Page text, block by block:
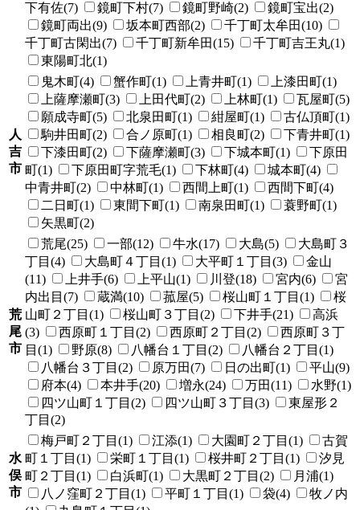
下有佐(7)
鏡町下村(7) 鏡町野崎(2)
鏡町宝出(2)
鏡町両出(9)
坂本町西部(2)
千丁町太牟田(10)
千丁町古閑出(7)
千丁町新牟田(15)
千丁町吉王丸(1)
東陽町北(1)
人
吉
市
鬼木町(4) 蟹作町(1) 上青井町(1)
上漆田町(1)
上薩摩瀬町(3)
上田代町(2) 上林町(1)
瓦屋町(5)
願成寺町(5)
北泉田町(1) 紺屋町(1)
古仏頂町(1)
駒井田町(2)
合ノ原町(1) 相良町(2)
下青井町(1)
下漆田町(2)
下薩摩瀬町(3) 下城本町(1)
下原田
町(1)
下原田町字荒毛(1) 下林町(4)
城本町(4)
中青井町(2)
中林町(1) 西間上町(1)
西間下町(4)
二日町(1)
東間下町(1) 南泉田町(1)
蓑野町(1)
矢黒町(2)
荒
尾
市
荒尾(25) 一部(12) 牛水(17) 大島(5)
大島町３
丁目(4)
大島町４丁目(1) 大平町１丁目(3)
金山
(11)
上井手(6) 上平山(1) 川登(18) 宮内(6)
宮
内出目(7)
蔵満(10) 菰屋(5) 桜山町１丁目(1)
桜
山町２丁目(1)
桜山町３丁目(2) 下井手(21)
高浜
(3)
西原町１丁目(2) 西原町２丁目(2)
西原町３丁
目(1)
野原(8) 八幡台１丁目(2)
八幡台２丁目(1)
八幡台３丁目(2)
原万田(7) 日の出町(1)
平山(9)
府本(4)
本井手(20) 増永(24) 万田(11)
水野(1)
四ツ山町１丁目(2)
四ツ山町３丁目(3)
東屋形２
丁目(2)
水
俣
市
梅戸町２丁目(1) 江添(1) 大園町２丁目(1)
古賀
町１丁目(1)
栄町１丁目(1) 桜井町２丁目(1)
汐見
町２丁目(1)
白浜町(1) 大黒町２丁目(2)
月浦(1)
八ノ窪町２丁目(1)
平町１丁目(1) 袋(4)
牧ノ内